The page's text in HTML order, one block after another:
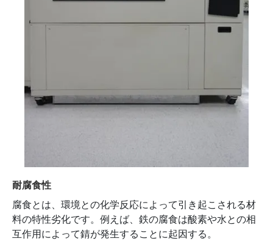
耐腐食性
腐食とは、環境との化学反応によって引き起こされる材
料の特性劣化です。例えば、鉄の腐食は酸素や水との相
互作用によって錆が発生することに起因する。